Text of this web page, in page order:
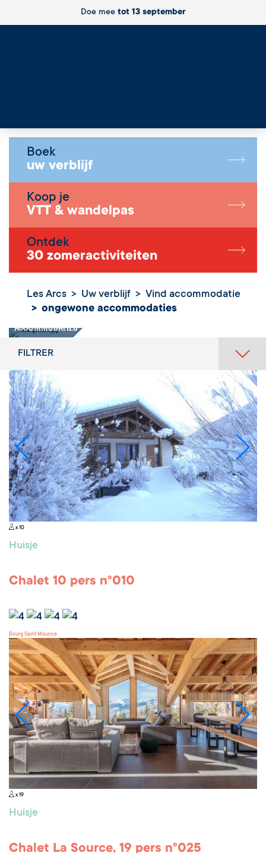
Doe mee tot 13 september
Boek
uw verblijf
Koop je
VTT & wandelpas
Ontdek
30 zomeractiviteiten
Les Arcs Uw verblijf
Vind accommodatie
ongewone accommodaties
ongewone
accommodaties
FILTRER
x 10
Huisje
Chalet 10 pers n°010
Bourg Saint Maurice
x 19
Huisje
Chalet La Source, 19 pers n°025